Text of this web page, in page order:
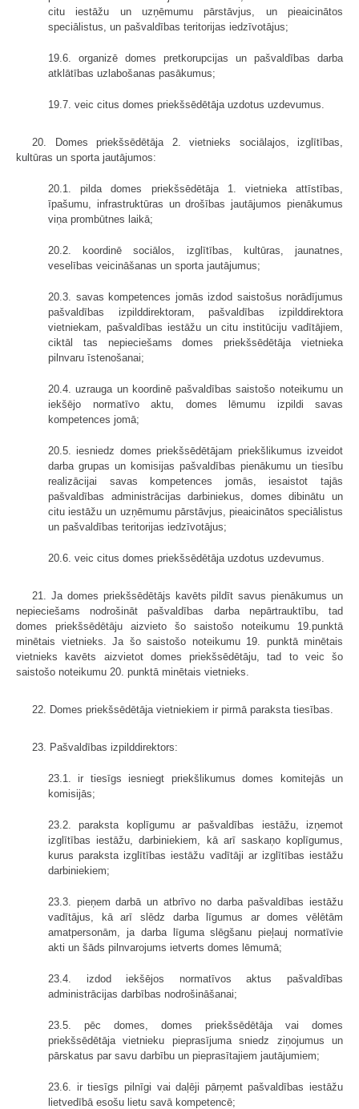
citu iestāžu un uzņēmumu pārstāvjus, un pieaicinātos
speciālistus, un pašvaldības teritorijas iedzīvotājus;
19.6. organizē domes pretkorupcijas un pašvaldības darba
atklātības uzlabošanas pasākumus;
19.7. veic citus domes priekšsēdētāja uzdotus uzdevumus.
20. Domes priekšsēdētāja 2. vietnieks sociālajos, izglītības,
kultūras un sporta jautājumos:
20.1. pilda domes priekšsēdētāja 1. vietnieka attīstības,
īpašumu, infrastruktūras un drošības jautājumos pienākumus
viņa prombūtnes laikā;
20.2. koordinē sociālos, izglītības, kultūras, jaunatnes,
veselības veicināšanas un sporta jautājumus;
20.3. savas kompetences jomās izdod saistošus norādījumus
pašvaldības izpilddirektoram, pašvaldības izpilddirektora
vietniekam, pašvaldības iestāžu un citu institūciju vadītājiem,
ciktāl tas nepieciešams domes priekšsēdētāja vietnieka
pilnvaru īstenošanai;
20.4. uzrauga un koordinē pašvaldības saistošo noteikumu un
iekšējo normatīvo aktu, domes lēmumu izpildi savas
kompetences jomā;
20.5. iesniedz domes priekšsēdētājam priekšlikumus izveidot
darba grupas un komisijas pašvaldības pienākumu un tiesību
realizācijai savas kompetences jomās, iesaistot tajās
pašvaldības administrācijas darbiniekus, domes dibinātu un
citu iestāžu un uzņēmumu pārstāvjus, pieaicinātos speciālistus
un pašvaldības teritorijas iedzīvotājus;
20.6. veic citus domes priekšsēdētāja uzdotus uzdevumus.
21. Ja domes priekšsēdētājs kavēts pildīt savus pienākumus un
nepieciešams nodrošināt pašvaldības darba nepārtrauktību, tad
domes priekšsēdētāju aizvieto šo saistošo noteikumu 19.punktā
minētais vietnieks. Ja šo saistošo noteikumu 19. punktā minētais
vietnieks kavēts aizvietot domes priekšsēdētāju, tad to veic šo
saistošo noteikumu 20. punktā minētais vietnieks.
22. Domes priekšsēdētāja vietniekiem ir pirmā paraksta tiesības.
23. Pašvaldības izpilddirektors:
23.1. ir tiesīgs iesniegt priekšlikumus domes komitejās un
komisijās;
23.2. paraksta koplīgumu ar pašvaldības iestāžu, izņemot
izglītības iestāžu, darbiniekiem, kā arī saskaņo koplīgumus,
kurus paraksta izglītības iestāžu vadītāji ar izglītības iestāžu
darbiniekiem;
23.3. pieņem darbā un atbrīvo no darba pašvaldības iestāžu
vadītājus, kā arī slēdz darba līgumus ar domes vēlētām
amatpersonām, ja darba līguma slēgšanu pieļauj normatīvie
akti un šāds pilnvarojums ietverts domes lēmumā;
23.4. izdod iekšējos normatīvos aktus pašvaldības
administrācijas darbības nodrošināšanai;
23.5. pēc domes, domes priekšsēdētāja vai domes
priekšsēdētāja vietnieku pieprasījuma sniedz ziņojumus un
pārskatus par savu darbību un pieprasītajiem jautājumiem;
23.6. ir tiesīgs pilnīgi vai daļēji pārņemt pašvaldības iestāžu
lietvedībā esošu lietu savā kompetencē;